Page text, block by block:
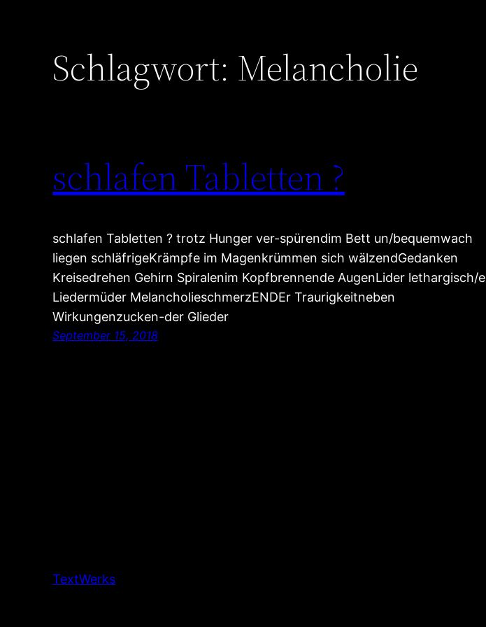
Schlagwort: Melancholie
schlafen Tabletten ?
schlafen Tabletten ? trotz Hunger ver-spürendim Bett un/bequemwach
liegen schläfrigeKrämpfe im Magenkrümmen sich wälzendGedanken
Kreisedrehen Gehirn Spiralenim Kopfbrennende AugenLider lethargisch/e
Liedermüder MelancholieschmerzENDEr Traurigkeitneben
Wirkungenzucken-der Glieder
September 15, 2018
TextWerks